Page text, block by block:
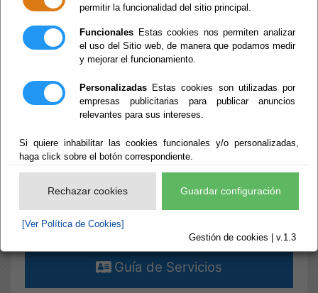
permitir la funcionalidad del sitio principal.
Funcionales Estas cookies nos permiten analizar
el uso del Sitio web, de manera que podamos medir
y mejorar el funcionamiento.
Personalizadas Estas cookies son utilizadas por
empresas publicitarias para publicar anuncios
relevantes para sus intereses.
Si quiere inhabilitar las cookies funcionales y/o personalizadas,
haga click sobre el botón correspondiente.
Rechazar cookies Guardar configuración
[Ver Política de Cookies]
Gestión de cookies | v.1.3
Dom, 9 Agosto 2026
¡¡¡ ALERTAS !!! [+]
Destacados
Verificar Documentos
Perfil del Contratante
Guía de Servicios